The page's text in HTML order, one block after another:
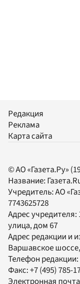
Редакция
Реклама
Карта сайта
© АО «Газета.Ру»
Название:
Учредитель:АО
7743625728
Адрес учредителя:
улица, дом 67
Адрес редакции и
Варшавское
Телефон редакции:
Факс:+7 (495) 785-
Электронная